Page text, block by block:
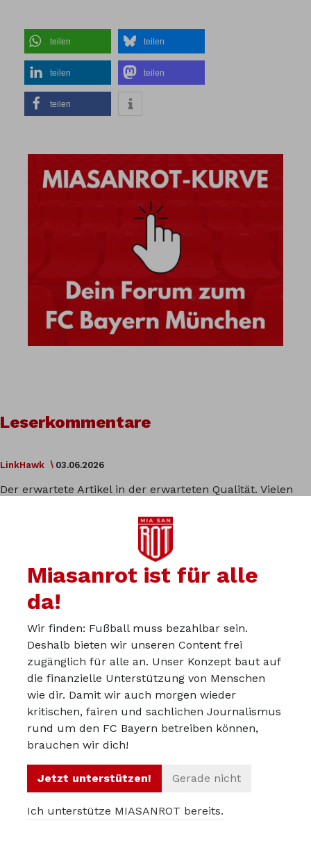
teilen teilen
teilen teilen
teilen
Leserkommentare
LinkHawk 03.06.2026
Der erwartete Artikel in der erwarteten Qualität. Vielen
Ich vertraue Kompany, den Spieler, falls er kommt,
gewinnbringend einzusetzen.
Ein Marmoush wird er glaube ich nicht. Gestehe dass ich
den Spieler nicht wirklich einschätzen kann.
Dennoch wären Lösung/en auf LA und MS deutlich
wichtiger mE als ein Ersatz für Gueerero/Goretzka,
zumal wir ja LEIDER mit Gnabry verlängert haben.
Miasanrot ist für alle
da!
Wir finden: Fußball muss bezahlbar sein.
Deshalb bieten wir unseren Content frei
zugänglich für alle an. Unser Konzept baut auf
die finanzielle Unterstützung von Menschen
wie dir. Damit wir auch morgen wieder
kritischen, fairen und sachlichen Journalismus
rund um den FC Bayern betreiben können,
brauchen wir dich!
Jetzt unterstützen! Gerade nicht
Ich unterstütze MIASANROT bereits.